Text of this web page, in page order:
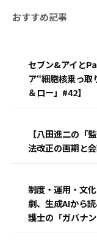
セブン&アイと
ア“細胞核乗っ取
＆ロー」#42】
【八田進二の「
法改正の画期と
制度・運用・文
劇、生成AIから
護士の「ガバナ